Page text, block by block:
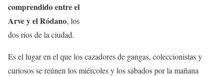
comprendido entre el
Arve y el Ródano, los
dos ríos de la ciudad.
Es el lugar en el que los cazadores de gangas, coleccionistas y
curiosos se reúnen los miércoles y los sábados por la mañana